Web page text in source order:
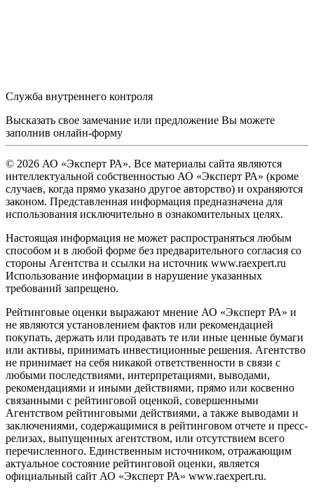
Служба внутреннего контроля
Высказать свое замечание или предложение Вы можете
заполнив онлайн-форму
© 2026 АО «Эксперт РА». Все материалы сайта являются
интеллектуальной собственностью АО «Эксперт РА» (кроме
случаев, когда прямо указано другое авторство) и охраняются
законом. Представленная информация предназначена для
использования исключительно в ознакомительных целях.
Настоящая информация не может распространяться любым
способом и в любой форме без предварительного согласия со
стороны Агентства и ссылки на источник www.raexpert.ru
Использование информации в нарушение указанных
требований запрещено.
Рейтинговые оценки выражают мнение АО «Эксперт РА» и
не являются установлением фактов или рекомендацией
покупать, держать или продавать те или иные ценные бумаги
или активы, принимать инвестиционные решения. Агентство
не принимает на себя никакой ответственности в связи с
любыми последствиями, интерпретациями, выводами,
рекомендациями и иными действиями, прямо или косвенно
связанными с рейтинговой оценкой, совершенными
Агентством рейтинговыми действиями, а также выводами и
заключениями, содержащимися в рейтинговом отчете и пресс-
релизах, выпущенных агентством, или отсутствием всего
перечисленного. Единственным источником, отражающим
актуальное состояние рейтинговой оценки, является
официальный сайт АО «Эксперт РА» www.raexpert.ru.